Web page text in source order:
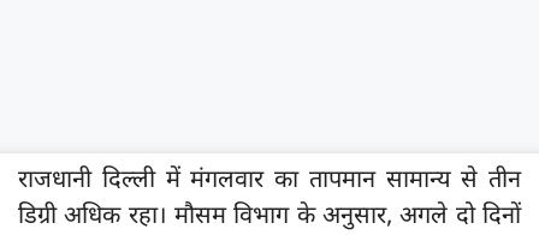
राजधानी दिल्ली में मंगलवार का तापमान सामान्य से तीन
डिग्री अधिक रहा। मौसम विभाग के अनुसार, अगले दो दिनों